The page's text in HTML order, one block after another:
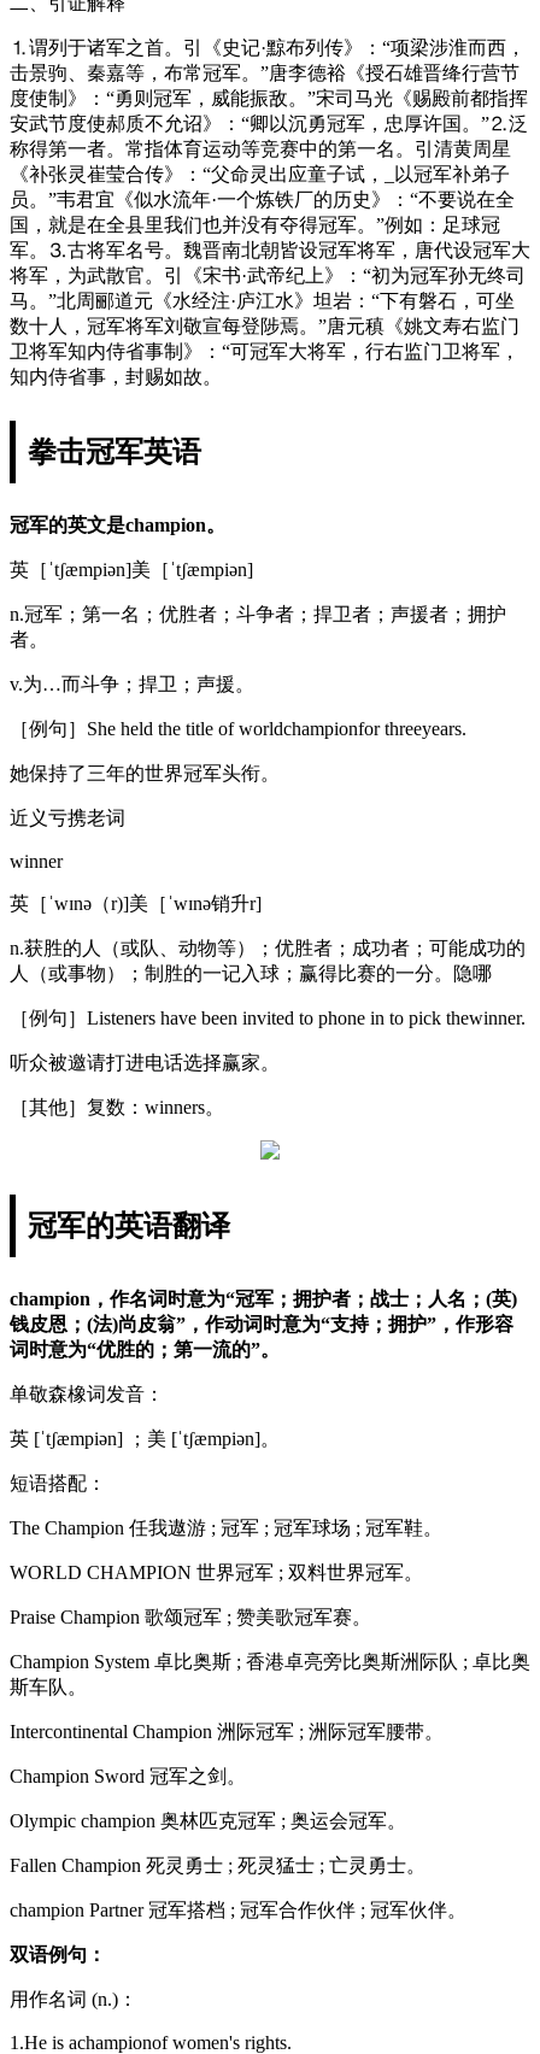
⒈谓列于诸军之首。引《史记·黥布列传》：“项梁涉淮而西，
击景驹、秦嘉等，布常冠军。”唐李德裕《授石雄晋绛行营节
度使制》：“勇则冠军，威能振敌。”宋司马光《赐殿前都指挥
安武节度使郝质不允诏》：“卿以沉勇冠军，忠厚许国。”⒉泛
称得第一者。常指体育运动等竞赛中的第一名。引清黄周星
《补张灵崔莹合传》：“父命灵出应童子试，_以冠军补弟子
员。”韦君宜《似水流年·一个炼铁厂的历史》：“不要说在全
国，就是在全县里我们也并没有夺得冠军。”例如：足球冠
军。⒊古将军名号。魏晋南北朝皆设冠军将军，唐代设冠军大
将军，为武散官。引《宋书·武帝纪上》：“初为冠军孙无终司
马。”北周郦道元《水经注·庐江水》坦岩：“下有磐石，可坐
数十人，冠军将军刘敬宣每登陟焉。”唐元稹《姚文寿右监门
卫将军知内侍省事制》：“可冠军大将军，行右监门卫将军，
知内侍省事，封赐如故。
拳击冠军英语
冠军的英文是champion。
英［ˈtʃæmpiən]美［ˈtʃæmpiən]
n.冠军；第一名；优胜者；斗争者；捍卫者；声援者；拥护
者。
v.为…而斗争；捍卫；声援。
［例句］She held the title of worldchampionfor threeyears.
她保持了三年的世界冠军头衔。
近义亏携老词
winner
英［ˈwɪnə（r)]美［ˈwɪnə销升r]
n.获胜的人（或队、动物等）；优胜者；成功者；可能成功的
人（或事物）；制胜的一记入球；赢得比赛的一分。隐哪
［例句］Listeners have been invited to phone in to pick thewinner.
听众被邀请打进电话选择赢家。
［其他］复数：winners。
冠军的英语翻译
champion，作名词时意为“冠军；拥护者；战士；人名；(英)
钱皮恩；(法)尚皮翁”，作动词时意为“支持；拥护”，作形容
词时意为“优胜的；第一流的”。
单敬森橡词发音：
英 [ˈtʃæmpiən] ；美 [ˈtʃæmpiən]。
短语搭配：
The Champion 任我遨游 ; 冠军 ; 冠军球场 ; 冠军鞋。
WORLD CHAMPION 世界冠军 ; 双料世界冠军。
Praise Champion 歌颂冠军 ; 赞美歌冠军赛。
Champion System 卓比奥斯 ; 香港卓亮旁比奥斯洲际队 ; 卓比奥
斯车队。
Intercontinental Champion 洲际冠军 ; 洲际冠军腰带。
Champion Sword 冠军之剑。
Olympic champion 奥林匹克冠军 ; 奥运会冠军。
Fallen Champion 死灵勇士 ; 死灵猛士 ; 亡灵勇士。
champion Partner 冠军搭档 ; 冠军合作伙伴 ; 冠军伙伴。
双语例句：
用作名词 (n.)：
1.He is achampionof women's rights.